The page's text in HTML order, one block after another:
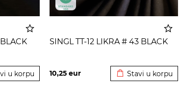
u korpu
SINGL TT-12 LIKRA # 43 BLACK
10,25 eur Stavi u korpu